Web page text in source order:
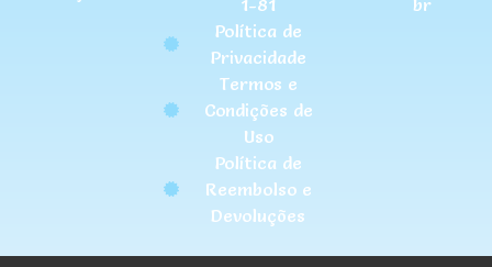
1-81
Política de
Privacidade
Termos e
Condições de
Uso
Política de
Reembolso e
Devoluções
br